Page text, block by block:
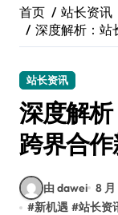
首页
站长资讯
深度解析：站
站长资讯
深度解
跨界合
由 dawei 8
#新机遇 #站长资